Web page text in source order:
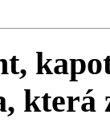
která